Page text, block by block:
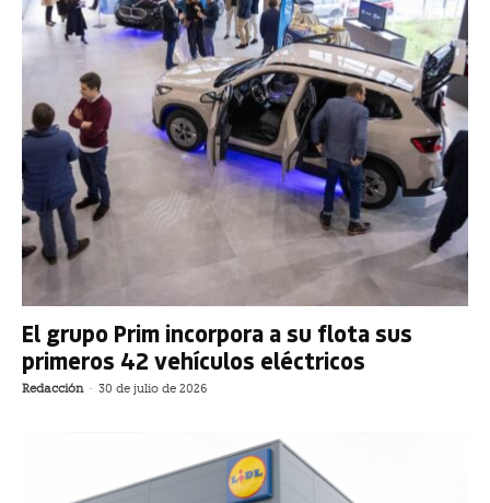
El grupo Prim incorpora a su flota sus
primeros 42 vehículos eléctricos
Redacción - 30 de julio de 2026